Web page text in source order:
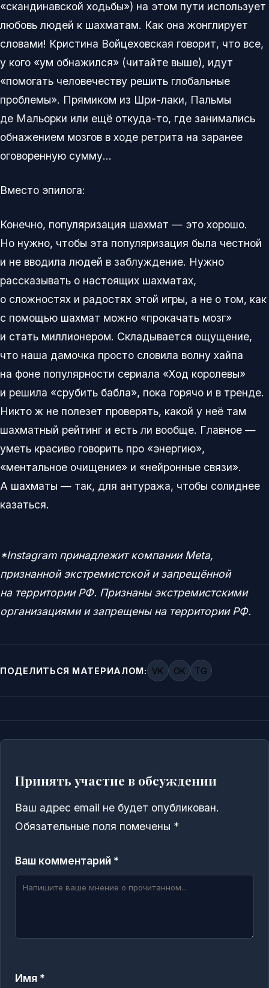
«скандинавской ходьбы») на этом пути использует
любовь людей к шахматам. Как она жонглирует
словами! Кристина Войцеховская говорит, что все,
у кого «ум обнажился» (читайте выше), идут
«помогать человечеству решить глобальные
проблемы». Прямиком из Шри-лаки, Пальмы
де Мальорки или ещё откуда-то, где занимались
обнажением мозгов в ходе ретрита на заранее
оговоренную сумму…
Вместо эпилога:
Конечно, популяризация шахмат — это хорошо.
Но нужно, чтобы эта популяризация была честной
и не вводила людей в заблуждение. Нужно
рассказывать о настоящих шахматах,
о сложностях и радостях этой игры, а не о том, как
с помощью шахмат можно «прокачать мозг»
и стать миллионером. Складывается ощущение,
что наша дамочка просто словила волну хайпа
на фоне популярности сериала «Ход королевы»
и решила «срубить бабла», пока горячо и в тренде.
Никто ж не полезет проверять, какой у неё там
шахматный рейтинг и есть ли вообще. Главное —
уметь красиво говорить про «энергию»,
«ментальное очищение» и «нейронные связи».
А шахматы — так, для антуража, чтобы солиднее
казаться.
*Instagram принадлежит компании Meta,
признанной экстремистской и запрещённой
на территории РФ. Признаны экстремистскими
организациями и запрещены на территории РФ.
ПОДЕЛИТЬСЯ МАТЕРИАЛОМ: VK OK TG
Принять участие в обсуждении
Ваш адрес email не будет опубликован.
Обязательные поля помечены *
Ваш комментарий *
Имя *